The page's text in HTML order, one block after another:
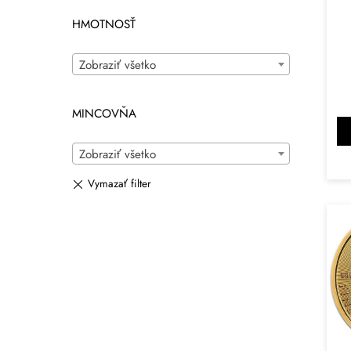
HMOTNOSŤ
Zobraziť všetko
MINCOVŇA
Zobraziť všetko